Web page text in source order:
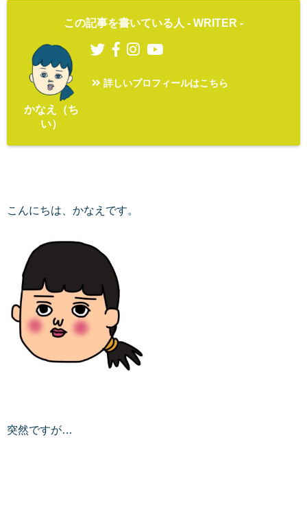
この記事を書いている人 - WRITER -
かなえ（ち
い）
詳しいプロフィールはこちら
こんにちは、かなえです。
突然ですが…